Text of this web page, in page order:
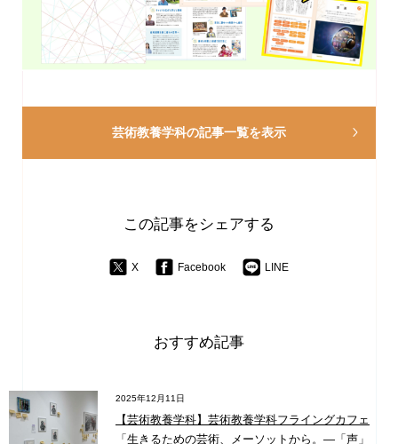
芸術教養学科の記事一覧を表示
この記事をシェアする
X Facebook LINE
おすすめ記事
2025年12月11日
【芸術教養学科】芸術教養学科フライングカフェ
「生きるための芸術、メーソットから。―「声」